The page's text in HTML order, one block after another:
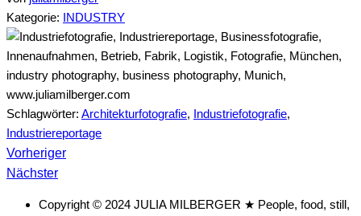
Kategorie: INDUSTRY
Schlagwörter: Architekturfotografie, Industriefotografie,
Industriereportage
Beitragsnavigation
Vorherigervorheriger
Nächsternächster
Copyright © 2024 JULIA MILBERGER ★ People, food, still,